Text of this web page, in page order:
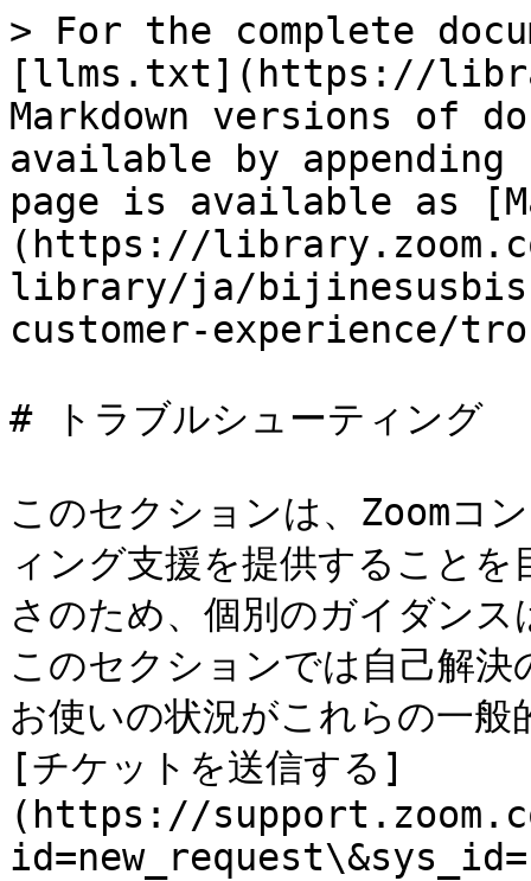
> For the complete
[llms.txt](https://
Markdown versions of
available by
page is available as
(https://
library/ja/
customer-experience/
# トラブルシューティング
このセクションは、Zoomコ
ィング支援を提供すること
さのため、個別のガイダン
このセクションでは自己解
お使いの状況がこれらの一
[チケットを送信する]
(https://